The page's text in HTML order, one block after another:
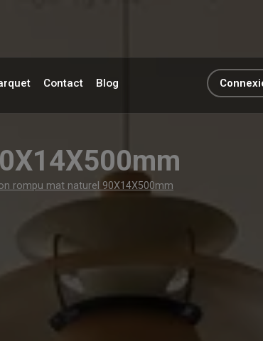
Contact Blog
rompu mat naturel 90X14X500mm